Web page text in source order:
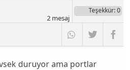
Teşekkür: 0
2mesaj
duruyor ama portlar